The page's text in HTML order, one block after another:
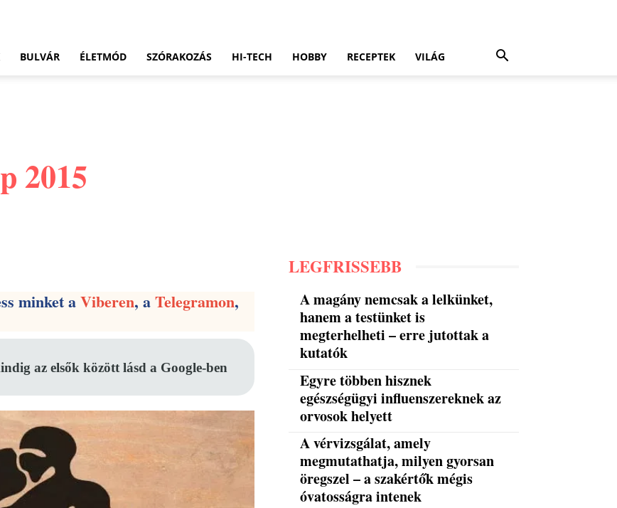
BULVÁR ÉLETMÓD SZÓRAKOZÁS HI-TECH HOBBY RECEPTEK VILÁG
2015
minket aViberen, aTelegramon,
az elsők között lásd a Google-ben
LEGFRISSEBB
A magány nemcsak a lelkünket,
hanem a testünket is
megterhelheti – erre jutottak a
kutatók
Egyre többen hisznek
egészségügyi influenszereknek az
orvosok helyett
A vérvizsgálat, amely
megmutathatja, milyen gyorsan
öregszel – a szakértők mégis
óvatosságra intenek